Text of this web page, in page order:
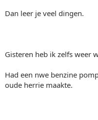
Dan leer je veel dingen.
Gisteren heb ik zelfs weer
Had een nwe benzine
oude herrie maakte.